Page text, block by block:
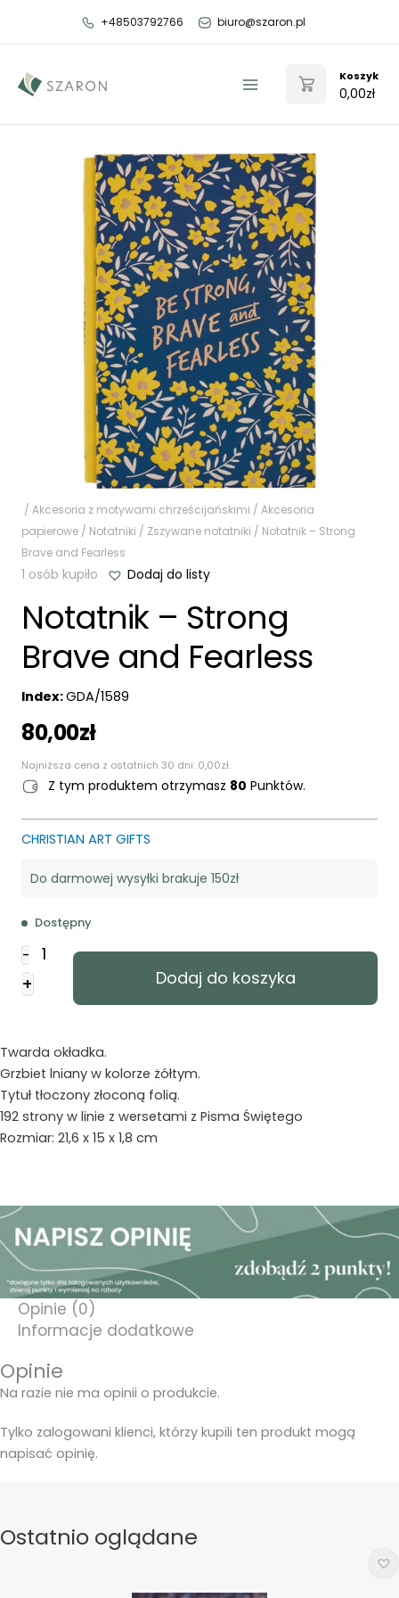
+48503792766 biuro@szaron.pl
Menu
Koszyk
0,00zł
/ Akcesoria z motywami chrześcijańskimi / Akcesoria
papierowe / Notatniki / Zszywane notatniki / Notatnik – Strong
Brave and Fearless
1 osób kupiło Dodaj do listy
Notatnik – Strong
Brave and Fearless
Index:GDA/1589
80,00zł
Najniższa cena z ostatnich 30 dni: 0,00zł.
Z tym produktem otrzymasz 80 Punktów.
CHRISTIAN ART GIFTS
Do darmowej wysyłki brakuje 150zł
Dostępny
-
ilość
Notatnik
-
and
Fearless
+ Dodaj do koszyka
Twarda okładka.
Grzbiet lniany w kolorze żółtym.
Tytuł tłoczony złoconą folią.
192 strony w linie z wersetami z Pisma Świętego
Rozmiar: 21,6 x 15 x 1,8 cm
Opinie (0)
Informacje dodatkowe
Opinie
Na razie nie ma opinii o produkcie.
Tylko zalogowani klienci, którzy kupili ten produkt mogą
napisać opinię.
Ostatnio oglądane